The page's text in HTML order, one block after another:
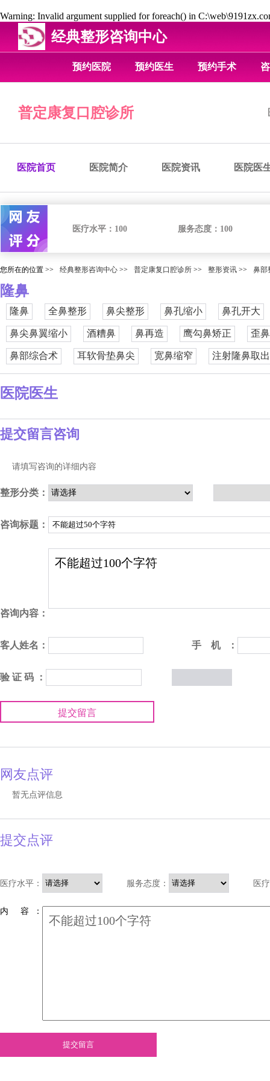
Warning: Invalid argument supplied for foreach() in
经典整形咨询中心
预约医院 预约医生 预约手术
普定康复口腔诊所
医院首页 医院简介 医院资讯 医院医
医疗水平： 100 服务态度： 100
您所在的位置 >> 经典整形咨询中心 >> 普定康复口腔诊所 >> 整形资讯 >> 鼻部
隆鼻
隆鼻 全鼻整形 鼻尖整形 鼻孔缩小 鼻孔开大
鼻尖鼻翼缩小 酒糟鼻 鼻再造 鹰勾鼻矫正 歪
鼻部综合术 耳软骨垫鼻尖 宽鼻缩窄 注射隆鼻取出
医院医生
提交留言咨询
请填写咨询的详细内容
整形分类：
咨询标题：
咨询内容：
客人姓名： 手 机 ：
验 证 码 ：
提交留言
网友点评
暂无点评信息
提交点评
医疗水平： 服务态度： 医
内 容 ：
提交留言